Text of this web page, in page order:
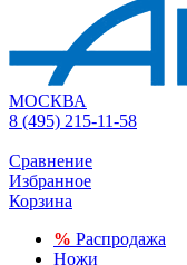
МОСКВА
8 (495) 215-11-58
Сравнение
Избранное
Корзина
% Распродажа
Ножи